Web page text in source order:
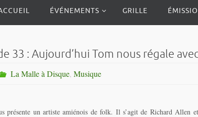
ÉVÉNEMENTS GRILLE
33 : Aujourd’hui Tom nous régale
La Malle à Disque, Musique
présente un artiste amiénois de folk. Il s’agit de Richard Allen